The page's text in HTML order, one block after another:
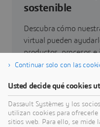
sostenible
Descubra cómo
virtual pueden
productos, procesos e
que permitan
Ir a sostenibilidad
Continuar solo con las
Usted decide qué cookies
Dassault Systèmes y los
utilizan cookies para
sitios web. Para ello, se mide